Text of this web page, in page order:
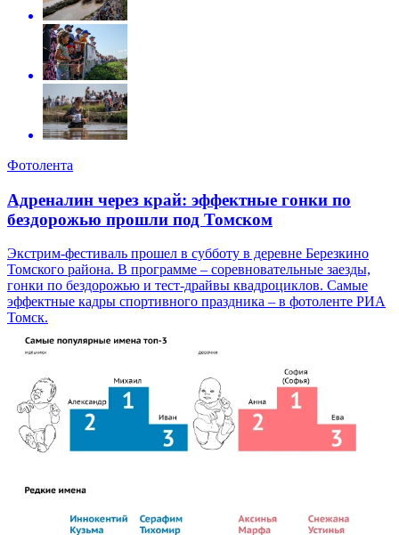
Фотолента
Адреналин через край: эффектные гонки по
бездорожью прошли под Томском
Экстрим-фестиваль прошел в субботу в деревне Березкино
Томского района. В программе – соревновательные заезды,
гонки по бездорожью и тест-драйвы квадроциклов. Самые
эффектные кадры спортивного праздника – в фотоленте РИА
Томск.